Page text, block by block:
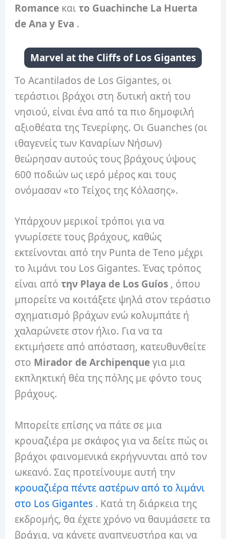
Romance καιτο Guachinche La Huerta
de Ana y Eva .
Marvel at the Cliffs of Los Gigantes
Το Acantilados de Los Gigantes, οι
τεράστιοι βράχοι στη δυτική ακτή του
νησιού, είναι ένα από τα πιο δημοφιλή
αξιοθέατα της Τενερίφης. Οι Guanches (οι
ιθαγενείς των Καναρίων Νήσων)
θεώρησαν αυτούς τους βράχους ύψους
600 ποδιών ως ιερό μέρος και τους
ονόμασαν «το Τείχος της Κόλασης».
Υπάρχουν μερικοί τρόποι για να
γνωρίσετε τους βράχους, καθώς
εκτείνονται από την Punta de Teno μέχρι
το λιμάνι του Los Gigantes. Ένας τρόπος
είναι απότην Playa de Los Guíos , όπου
μπορείτε να κοιτάξετε ψηλά στον τεράστιο
σχηματισμό βράχων ενώ κολυμπάτε ή
χαλαρώνετε στον ήλιο. Για να τα
εκτιμήσετε από απόσταση, κατευθυνθείτε
στο Mirador de Archipenqueγια μια
εκπληκτική θέα της πόλης με φόντο τους
βράχους.
Μπορείτε επίσης να πάτε σε μια
κρουαζιέρα με σκάφος για να δείτε πώς οι
βράχοι φαινομενικά εκρήγνυνται από τον
ωκεανό. Σας προτείνουμε αυτή την
κρουαζιέρα πέντε αστέρων από το λιμάνι
στο Los Gigantes . Κατά τη διάρκεια της
εκδρομής, θα έχετε χρόνο να θαυμάσετε τα
βράχια, να κάνετε αναπνευστήρα και να